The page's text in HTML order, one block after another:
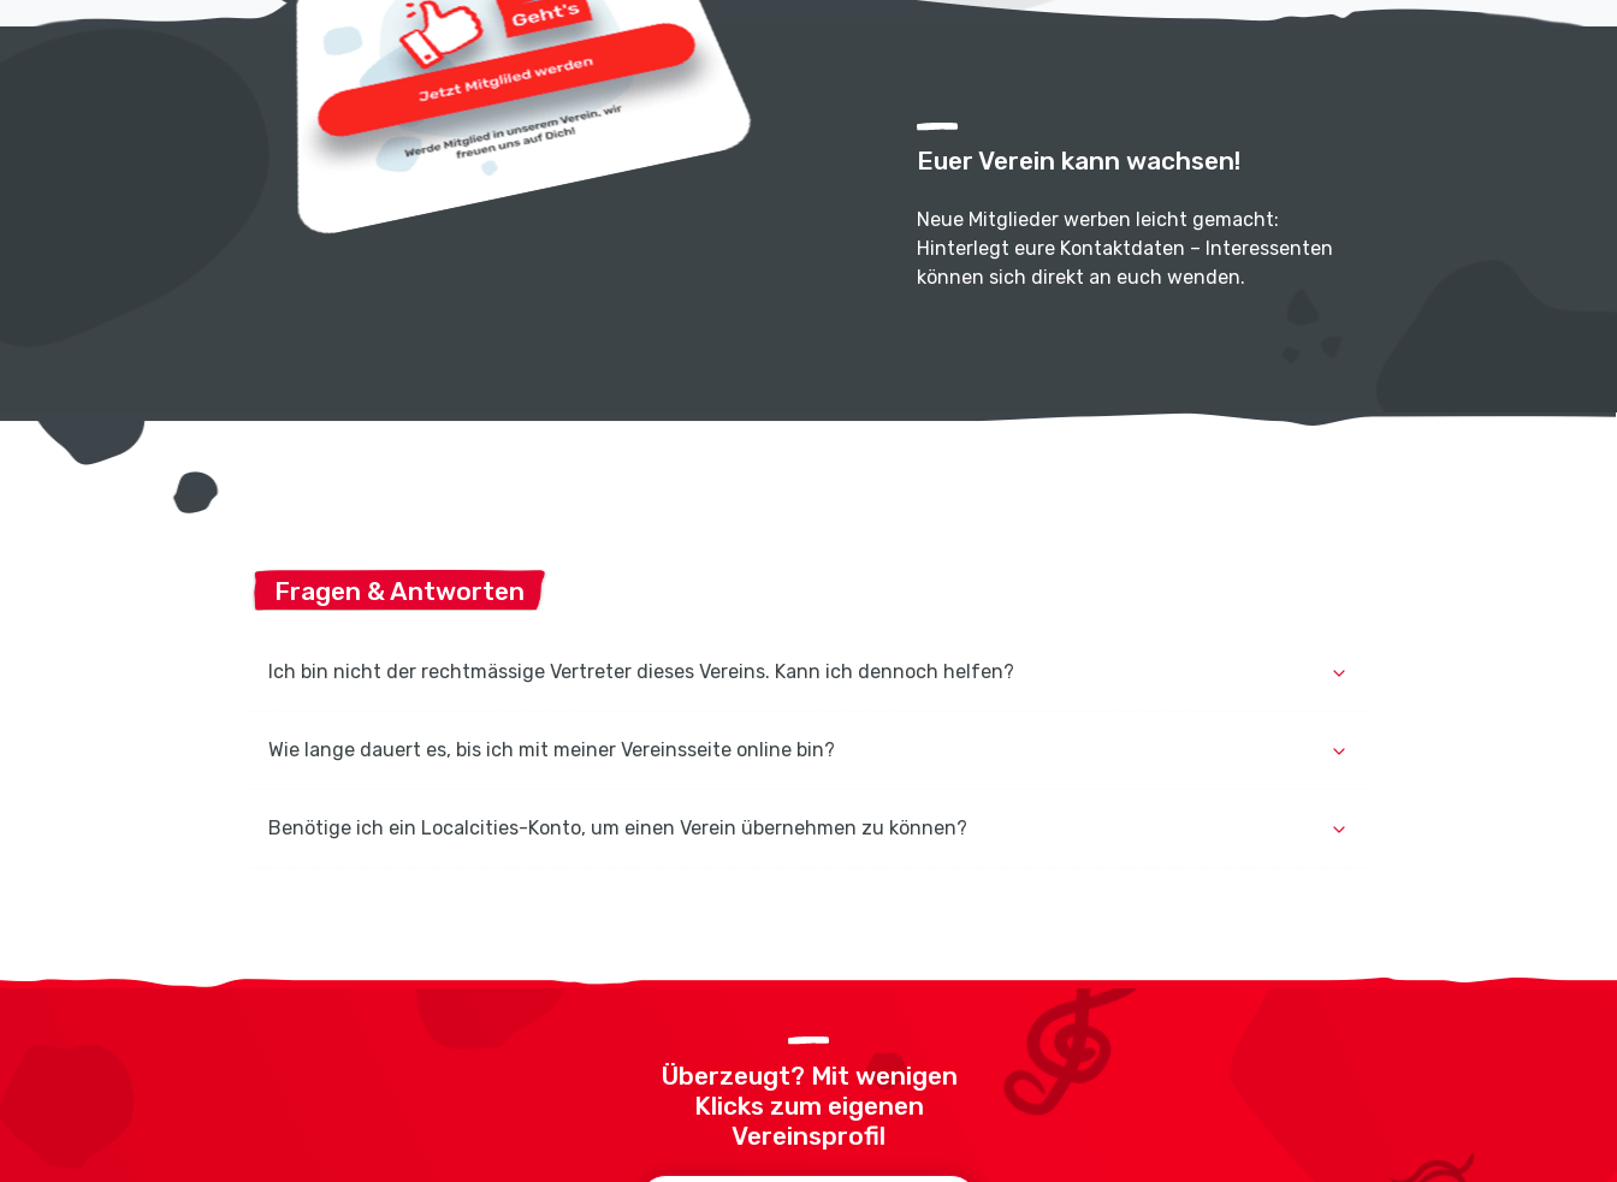
Euer Verein kann wachsen!
Neue Mitglieder werben leicht gemacht:
Hinterlegt eure Kontaktdaten – Interessenten
können sich direkt an euch wenden.
Fragen & Antworten
Ich bin nicht der rechtmässige Vertreter dieses Vereins. Kann ich dennoch helfen?
Wie lange dauert es, bis ich mit meiner Vereinsseite online bin?
Benötige ich ein Localcities-Konto, um einen Verein übernehmen zu können?
Überzeugt? Mit wenigen
Klicks zum eigenen
Vereinsprofil